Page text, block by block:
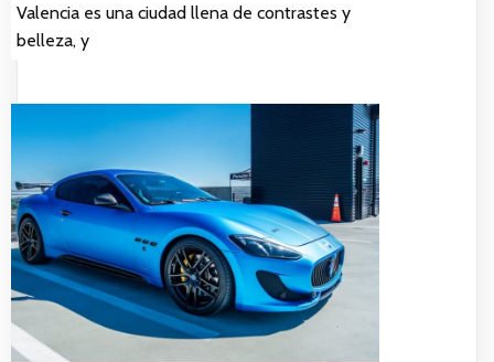
Valencia es una ciudad llena de contrastes y
belleza, y